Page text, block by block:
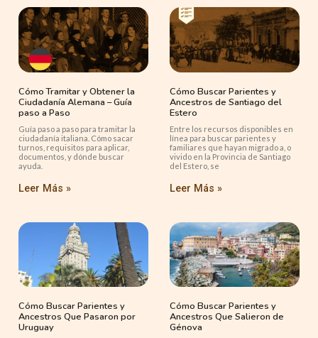
Cómo Tramitar y Obtener la
Ciudadanía Alemana – Guía
paso a Paso
Guía paso a paso para tramitar la
ciudadanía italiana. Cómo sacar
turnos, requisitos para aplicar,
documentos, y dónde buscar
ayuda.
Leer Más »
Cómo Buscar Parientes y
Ancestros de Santiago del
Estero
Entre los recursos disponibles en
línea para buscar parientes y
familiares que hayan migrado a, o
vivido en la Provincia de Santiago
del Estero, se
Leer Más »
Cómo Buscar Parientes y
Ancestros Que Pasaron por
Uruguay
Cómo Buscar Parientes y
Ancestros Que Salieron de
Génova